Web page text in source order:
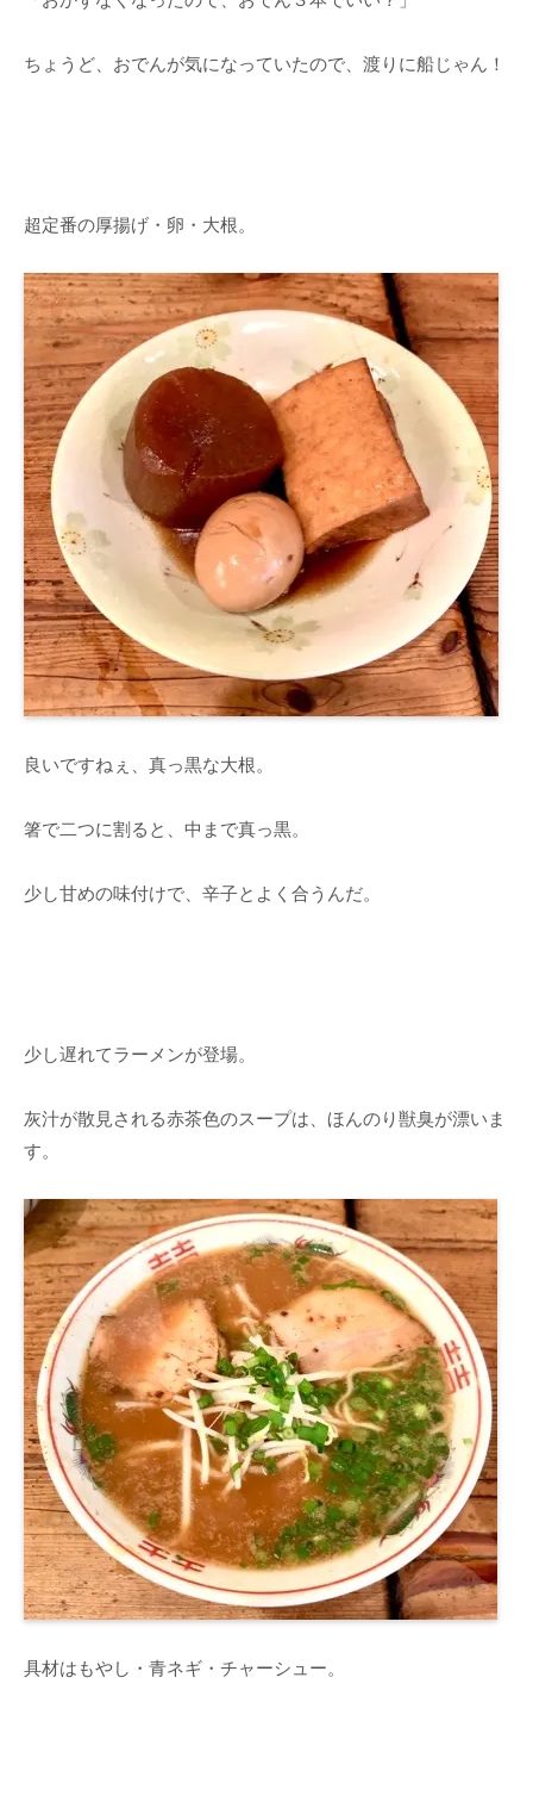
ちょうど、おでんが気になっていたので、渡りに船じゃん！
超定番の厚揚げ・卵・大根。
良いですねぇ、真っ黒な大根。
箸で二つに割ると、中まで真っ黒。
少し甘めの味付けで、辛子とよく合うんだ。
少し遅れてラーメンが登場。
灰汁が散見される赤茶色のスープは、ほんのり獣臭が漂いま
す。
具材はもやし・青ネギ・チャーシュー。